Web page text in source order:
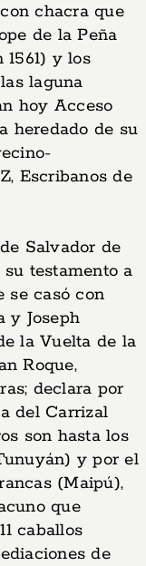
chacra que
de la Peña
y los
laguna
hoy Acceso
heredado de su
Escribanos de
Salvador de
testamento a
se casó con
y Joseph
la Vuelta de la
Roque,
declara por
del Carrizal
son hasta los
y por el
(Maipú),
que
caballos
de